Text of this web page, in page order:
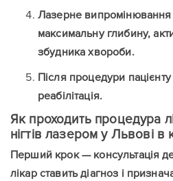
Лазерне
максимальну глибину,
збудника хвороби.
Після процедури
реабілітація.
Як проходить процедура
нігтів лазером у Львові в
Перший крок — консультація
лікар ставить діагноз і
Ваше ім'я